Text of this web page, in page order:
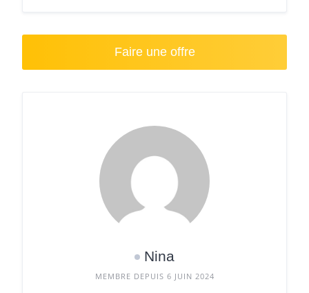
Faire une offre
Nina
MEMBRE DEPUIS 6 JUIN 2024